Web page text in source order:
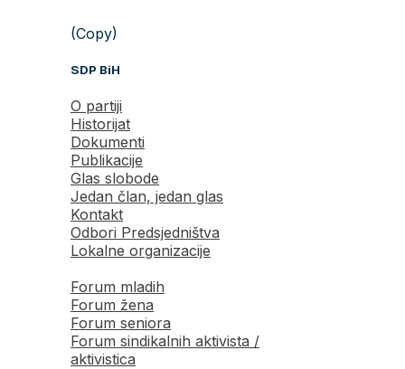
(Copy)
SDP BiH
O partiji
Historijat
Dokumenti
Publikacije
Glas slobode
Jedan član, jedan glas
Kontakt
Odbori Predsjedništva
Lokalne organizacije
Forum mladih
Forum žena
Forum seniora
Forum sindikalnih aktivista /
aktivistica